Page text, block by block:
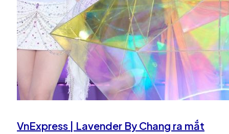
VnExpress | Lavender By Chang ra mắt